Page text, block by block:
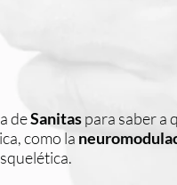
deSanitaspara saber a
como la